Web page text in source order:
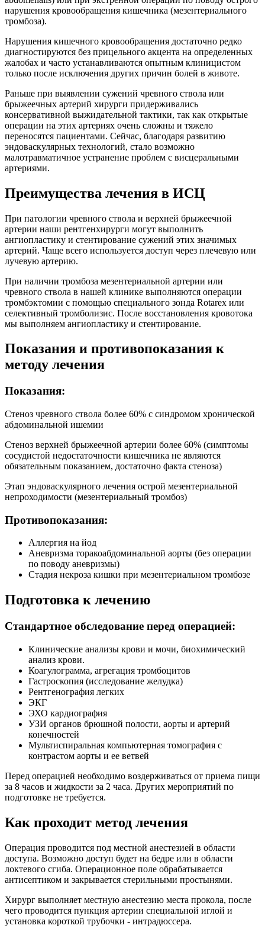
нарушения кровообращения кишечника (мезентериального
тромбоза).
Нарушения кишечного кровообращения достаточно редко
диагностируются без прицельного акцента на определенных
жалобах и часто устанавливаются опытным клиницистом
только после исключения других причин болей в животе.
Раньше при выявлении сужений чревного ствола или
брыжеечных артерий хирурги придерживались
консервативной выжидательной тактики, так как открытые
операции на этих артериях очень сложны и тяжело
переносятся пациентами. Сейчас, благодаря развитию
эндоваскулярных технологий, стало возможно
малотравматичное устранение проблем с висцеральными
артериями.
Преимущества лечения в ИСЦ
При патологии чревного ствола и верхней брыжеечной
артерии наши рентгенхирурги могут выполнить
ангиопластику и стентирование сужений этих значимых
артерий. Чаще всего используется доступ через плечевую или
лучевую артерию.
При наличии тромбоза мезентериальной артерии или
чревного ствола в нашей клинике выполняются операции
тромбэктомии с помощью специального зонда Rotarex или
селективный тромболизис. После восстановления кровотока
мы выполняем ангиопластику и стентирование.
Показания и противопоказания к
методу лечения
Показания:
Стеноз чревного ствола более 60% с синдромом хронической
абдоминальной ишемии
Стеноз верхней брыжеечной артерии более 60% (симптомы
сосудистой недостаточности кишечника не являются
обязательным показанием, достаточно факта стеноза)
Этап эндоваскулярного лечения острой мезентериальной
непроходимости (мезентериальный тромбоз)
Противопоказания:
Аллергия на йод
Аневризма торакоабдоминальной аорты (без операции
по поводу аневризмы)
Стадия некроза кишки при мезентериальном тромбозе
Подготовка к лечению
Стандартное обследование перед операцией:
Клинические анализы крови и мочи, биохимический
анализ крови.
Коагулограмма, агрегация тромбоцитов
Гастроскопия (исследование желудка)
Рентгенография легких
ЭКГ
ЭХО кардиография
УЗИ органов брюшной полости, аорты и артерий
конечностей
Мультиспиральная компьютерная томография с
контрастом аорты и ее ветвей
Перед операцией необходимо воздерживаться от приема пищи
за 8 часов и жидкости за 2 часа. Других мероприятий по
подготовке не требуется.
Как проходит метод лечения
Операция проводится под местной анестезией в области
доступа. Возможно доступ будет на бедре или в области
локтевого сгиба. Операционное поле обрабатывается
антисептиком и закрывается стерильными простынями.
Хирург выполняет местную анестезию места прокола, после
чего проводится пункция артерии специальной иглой и
установка короткой трубочки - интрадюссера.